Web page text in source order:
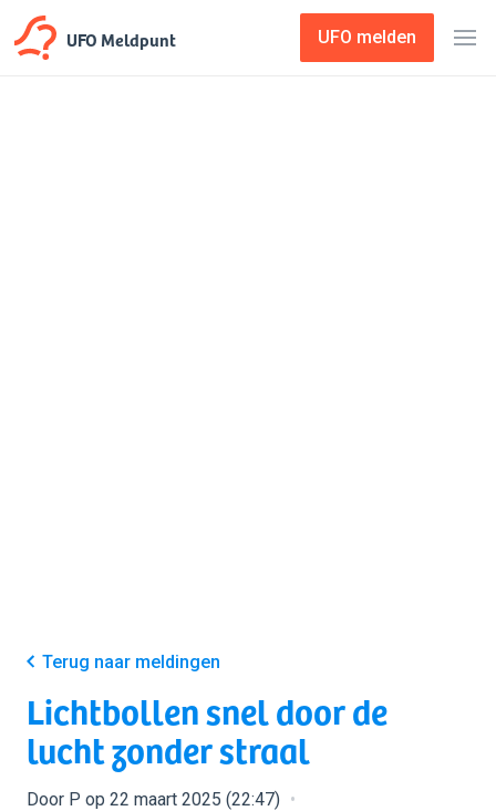
UFO Meldpunt UFO melden
Terug naar meldingen
Lichtbollen snel door de
lucht zonder straal
Door P op 22 maart 2025 (22:47)